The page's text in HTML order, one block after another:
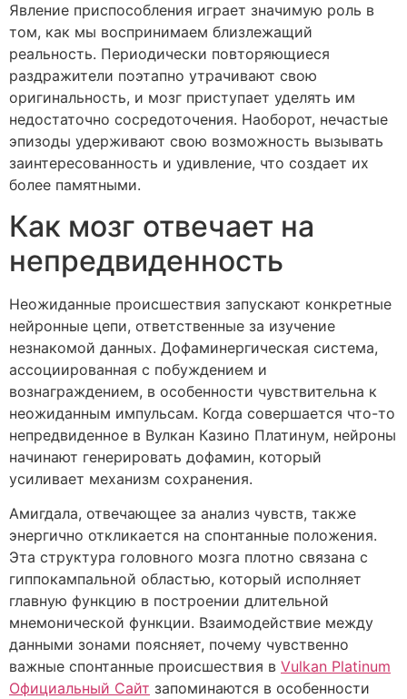
Явление приспособления играет значимую роль в
том, как мы воспринимаем близлежащий
реальность. Периодически повторяющиеся
раздражители поэтапно утрачивают свою
оригинальность, и мозг приступает уделять им
недостаточно сосредоточения. Наоборот, нечастые
эпизоды удерживают свою возможность вызывать
заинтересованность и удивление, что создает их
более памятными.
Как мозг отвечает на
непредвиденность
Неожиданные происшествия запускают конкретные
нейронные цепи, ответственные за изучение
незнакомой данных. Дофаминергическая система,
ассоциированная с побуждением и
вознаграждением, в особенности чувствительна к
неожиданным импульсам. Когда совершается что-то
непредвиденное в Вулкан Казино Платинум, нейроны
начинают генерировать дофамин, который
усиливает механизм сохранения.
Амигдала, отвечающее за анализ чувств, также
энергично откликается на спонтанные положения.
Эта структура головного мозга плотно связана с
гиппокампальной областью, который исполняет
главную функцию в построении длительной
мнемонической функции. Взаимодействие между
данными зонами поясняет, почему чувственно
важные спонтанные происшествия в Vulkan Platinum
Официальный Сайт запоминаются в особенности